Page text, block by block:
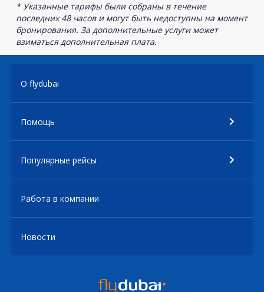
* Указанные тарифы были собраны в течение
последних 48 часов и могут быть недоступны на момент
бронирования. За дополнительные услуги может
взиматься дополнительная плата.
О flydubai
Помощь
Популярные рейсы
Работа в компании
Новости